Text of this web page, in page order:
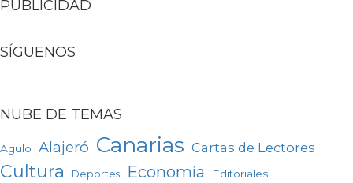
PUBLICIDAD
SÍGUENOS
NUBE DE TEMAS
Agulo Alajeró Canarias Cartas de Lectores
Cultura Deportes Economía Editoriales